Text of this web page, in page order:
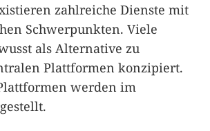
zahlreiche Dienste mit
Schwerpunkten. Viele
als Alternative zu
Plattformen konzipiert.
werden im